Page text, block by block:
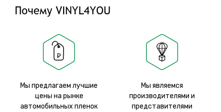
Почему VINYL4YOU
Мы предлагаем лучшие
цены на рынке
автомобильных пленок
Мы являемся
производителями и
представителями